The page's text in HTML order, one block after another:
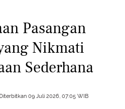
Pasangan
Nikmati
Sederhana
Diterbitkan 09 Juli 2026, 07:05 WIB